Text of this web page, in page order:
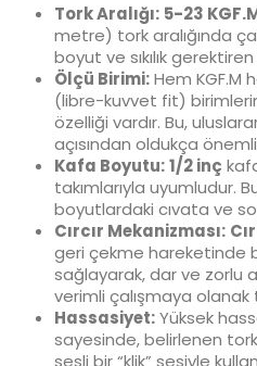
Tork Aralığı: 5-23
metre) tork aralığında
boyut ve sıkılık
Ölçü Birimi:Hem KGF.M
(libre-kuvvet fit)
özelliği vardır. Bu,
açısından oldukça
Kafa Boyutu: 1/2 inç
takımlarıyla uyumludur.
boyutlardaki cıvata ve
Cırcır Mekanizması:
geri çekme hareketinde
sağlayarak, dar ve zorlu
verimli çalışmaya olanak
Hassasiyet:Yüksek
sayesinde, belirlenen
sesli bir “klik” sesiyle